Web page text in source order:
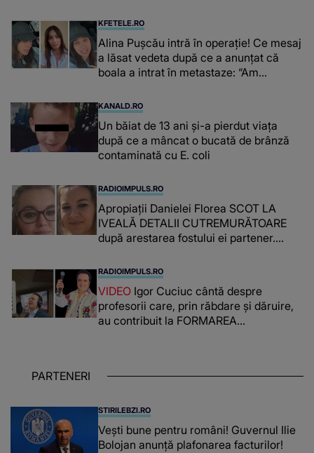
KFETELE.RO
Alina Pușcău intră în operație! Ce mesaj
a lăsat vedeta după ce a anunțat că
boala a intrat în metastaze: “Am
KANALD.RO
Un băiat de 13 ani și-a pierdut viața
după ce a mâncat o bucată de brânză
contaminată cu E. coli
RADIOIMPULS.RO
Apropiații Danielei Florea SCOT LA
IVEALĂ DETALII CUTREMURĂTOARE
după arestarea fostului ei partener.
românca ucisă în Italia și ascunsă în
lada unui pat: " Îmi pare rău că nu am
reușit să fac mai mult pentru ea și..."
RADIOIMPULS.RO
VIDEO Igor Cuciuc cântă despre
profesorii care, prin răbdare și dăruire,
au contribuit la FORMAREA
chiar și după trecerea anilor: "De
PARTENERI
STIRILEBZI.RO
Vești bune pentru români! Guvernul Ilie
Bolojan anunță plafonarea facturilor!